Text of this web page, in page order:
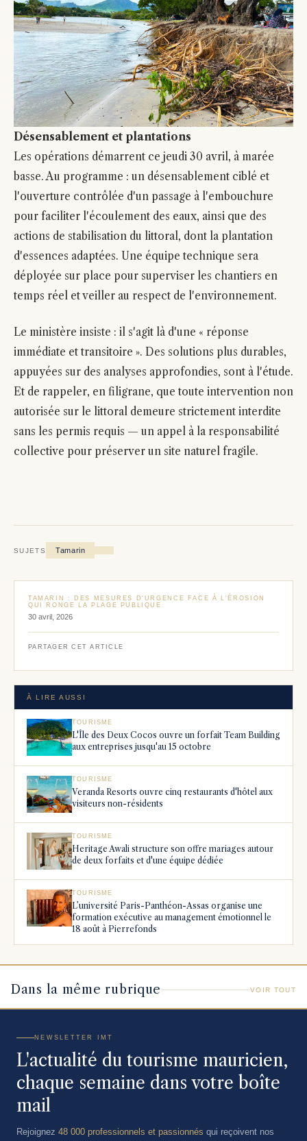
Désensablement et plantations
Les opérations démarrent ce jeudi 30 avril, à marée
basse. Au programme : un désensablement ciblé et
l'ouverture contrôlée d'un passage à l'embouchure
pour faciliter l'écoulement des eaux, ainsi que des
actions de stabilisation du littoral, dont la plantation
d'essences adaptées. Une équipe technique sera
déployée sur place pour superviser les chantiers en
temps réel et veiller au respect de l'environnement.
Le ministère insiste : il s'agit là d'une « réponse
immédiate et transitoire ». Des solutions plus durables,
appuyées sur des analyses approfondies, sont à l'étude.
Et de rappeler, en filigrane, que toute intervention non
autorisée sur le littoral demeure strictement interdite
sans les permis requis — un appel à la responsabilité
collective pour préserver un site naturel fragile.
SUJETS Tamarin
TAMARIN : DES MESURES D'URGENCE FACE À L'ÉROSION
QUI RONGE LA PLAGE PUBLIQUE
30 avril, 2026
PARTAGER CET ARTICLE
À LIRE AUSSI
TOURISME
L'Île des Deux Cocos ouvre un forfait Team Building
aux entreprises jusqu'au 15 octobre
TOURISME
Veranda Resorts ouvre cinq restaurants d'hôtel aux
visiteurs non-résidents
TOURISME
Heritage Awali structure son offre mariages autour
de deux forfaits et d'une équipe dédiée
TOURISME
L’université Paris-Panthéon-Assas organise une
formation exécutive au management émotionnel le
18 août à Pierrefonds
Dans la même rubrique VOIR TOUT
NEWSLETTER IMT
L'actualité du tourisme mauricien,
chaque semaine dans votre boîte
mail
Rejoignez 48 000 professionnels et passionnés qui reçoivent nos